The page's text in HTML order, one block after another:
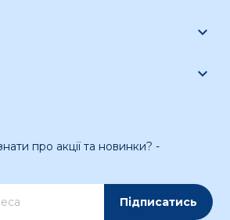


про акції та новинки? -
Підписатись